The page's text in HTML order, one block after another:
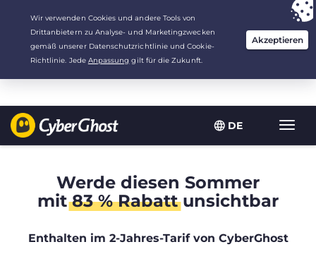
DE
Deine Wahl:Der beste Deal für 2.1666666666667 Jahre zu $
/Monat
Werde diesen Sommer
mit83 % Rabattunsichtbar
Enthalten im 2-Jahres-Tarif von CyberGhost